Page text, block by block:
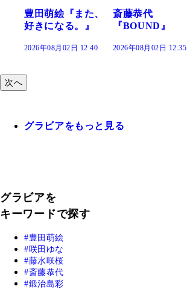
斎藤恭代
『BOUND』
2026年08月02日 12:35
咲田ゆな
『Sunflower』
2026年08月02日 12:30
次へ
グラビアをもっと見る
グラビアを
キーワードで探す
豊田萌絵
咲田ゆな
藤水咲桜
斎藤恭代
鍛治島彩